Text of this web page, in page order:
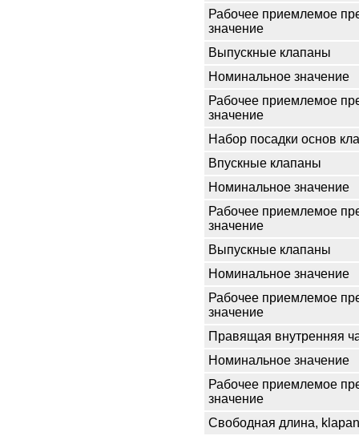
Рабочее приемлемое
значение
Выпускные клапаны
Номинальное значение
Рабочее приемлемое
значение
Набор посадки основ
Впускные клапаны
Номинальное значение
Рабочее приемлемое
значение
Выпускные клапаны
Номинальное значение
Рабочее приемлемое
значение
Правящая внутренняя
Номинальное значение
Рабочее приемлемое
значение
Свободная длина,